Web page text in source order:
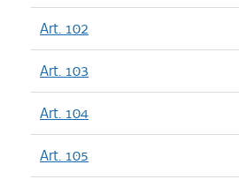
Art. 102
Art. 103
Art. 104
Art. 105